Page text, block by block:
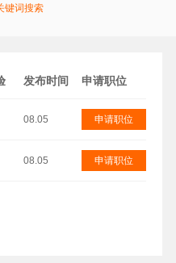
键词搜索
发布时间 申请职位
08.05 申请职位
08.05 申请职位